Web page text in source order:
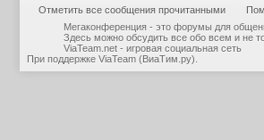
Отметить все сообщения прочитанными
Мегаконференция - это форумы для
Здесь можно обсудить все обо всем и не
ViaTeam.net - игровая социальная сеть
При поддержке ViaTeam (ВиаТим.ру)